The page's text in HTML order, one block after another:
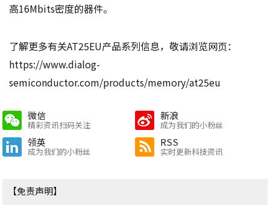
高16Mbits密度的器件。
了解更多有关AT25EU产品系列信息，敬请浏览网页：
https://www.dialog-
semiconductor.com/products/memory/at25eu
微信
精彩资讯扫码关注
新浪
成为我们的小粉丝
领英
成为我们的小粉丝
RSS
实时更新科技资讯
【免责声明】